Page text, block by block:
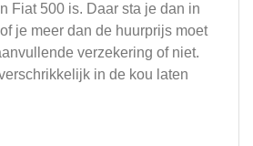
Fiat 500 is. Daar sta je dan in
je meer dan de huurprijs moet
verzekering of niet.
in de kou laten